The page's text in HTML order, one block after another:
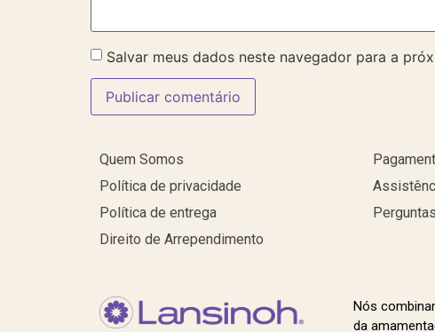
Salvar meus dados neste navegador para a
Quem Somos
Política de privacidade
Política de entrega
Direito de Arrependimento
Nós
da